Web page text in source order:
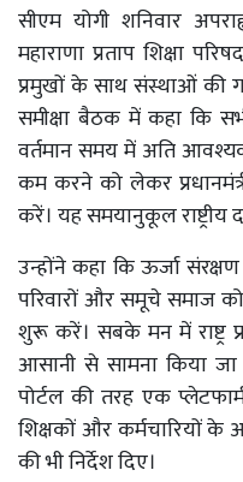
सीएम योगी शनिवार
महाराणा प्रताप शिक्षा
प्रमुखों के साथ संस्थाओं की
समीक्षा बैठक में कहा कि
वर्तमान समय में अति
कम करने को लेकर
करें। यह समयानुकूल राष्ट्रीय
उन्होंने कहा कि ऊर्जा
परिवारों और समूचे समाज
शुरू करें। सबके मन में राष्ट्र
आसानी से सामना किया
पोर्टल की तरह एक
शिक्षकों और कर्मचारियों के
की भी निर्देश दिए।